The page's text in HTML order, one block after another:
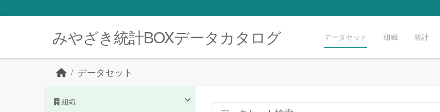
みやざき統計BOXデータカタログ データセット 組織 統計
データセット
組織